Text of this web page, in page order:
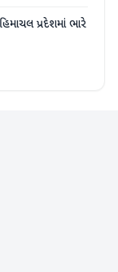
પ્રદેશમાં ભારે